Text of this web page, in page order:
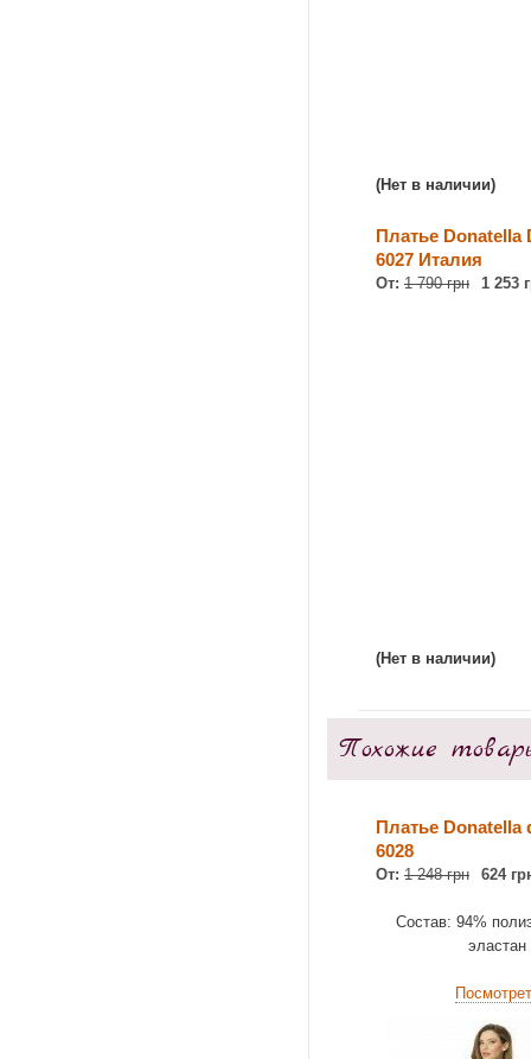
(Нет в наличии)
Платье Donatella
6027 Италия
От: 1 790 грн 1 253
(Нет в наличии)
Похожие
Платье Donatella
6028
От: 1 248 грн 624
Состав: 94%
эластан